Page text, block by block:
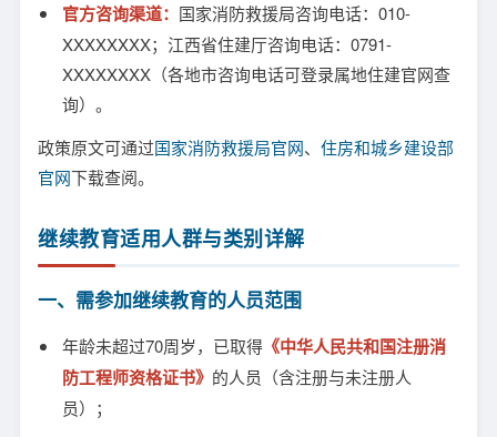
官方咨询渠道： 国家消防救援局咨询电话：010-
XXXXXXXX；江西省住建厅咨询电话：0791-
XXXXXXXX（各地市咨询电话可登录属地住建官网查
询）。
政策原文可通过国家消防救援局官网、住房和城乡建设部
官网下载查阅。
继续教育适用人群与类别详解
一、需参加继续教育的人员范围
年龄未超过70周岁，已取得 《中华人民共和国注册消
防工程师资格证书》 的人员（含注册与未注册人
员）；